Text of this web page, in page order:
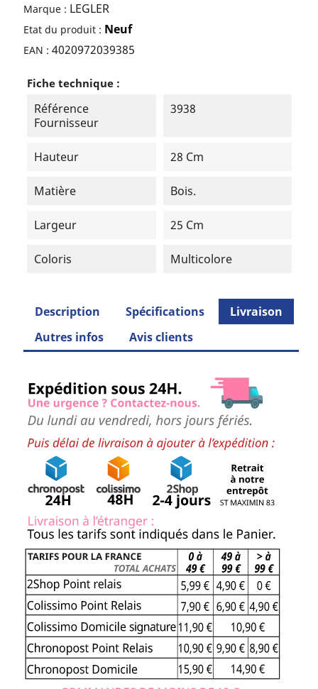
Marque : LEGLER
Etat du produit : Neuf
EAN : 4020972039385
Fiche technique :
Référence
Fournisseur
3938
Hauteur 28 Cm
Matière Bois.
Largeur 25 Cm
Coloris Multicolore
Description Spécifications
Livraison
Autres infos
Avis clients